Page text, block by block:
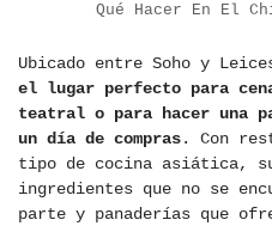
Qué Hacer En El
Ubicado entre Soho y
el lugar perfecto para
teatral o para hacer una
un día de compras. Con
tipo de cocina asiática,
ingredientes que no se
parte y panaderías que